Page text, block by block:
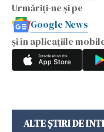
Urmăriți-ne și pe
Google News
și în aplicațiile
ALTE ȘTIRI DE